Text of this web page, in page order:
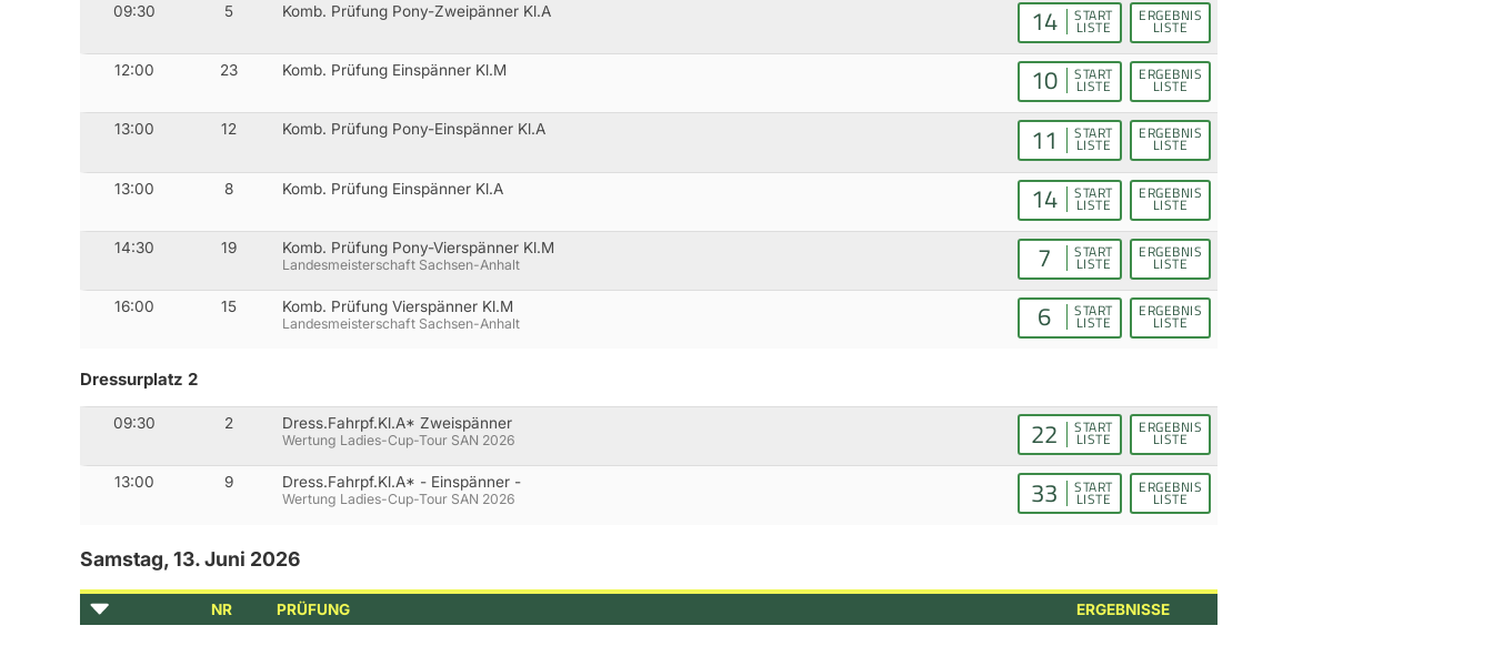
09:30 5 Komb. Prüfung Pony-Zweipänner Kl.A 14 START
LISTE
ERGEBNIS
LISTE
12:00 23 Komb. Prüfung Einspänner Kl.M 10 START
LISTE
ERGEBNIS
LISTE
13:00 12 Komb. Prüfung Pony-Einspänner Kl.A 11 START
LISTE
ERGEBNIS
LISTE
13:00 8 Komb. Prüfung Einspänner Kl.A 14 START
LISTE
ERGEBNIS
LISTE
14:30 19 Komb. Prüfung Pony-Vierspänner Kl.M
Landesmeisterschaft Sachsen-Anhalt 7 START
LISTE
ERGEBNIS
LISTE
16:00 15 Komb. Prüfung Vierspänner Kl.M
Landesmeisterschaft Sachsen-Anhalt 6 START
LISTE
ERGEBNIS
LISTE
Dressurplatz 2
09:30 2 Dress.Fahrpf.Kl.A* Zweispänner
Wertung Ladies-Cup-Tour SAN 2026 22 START
LISTE
ERGEBNIS
LISTE
13:00 9 Dress.Fahrpf.Kl.A* - Einspänner -
Wertung Ladies-Cup-Tour SAN 2026 33 START
LISTE
ERGEBNIS
LISTE
Samstag, 13. Juni 2026
NR PRÜFUNG ERGEBNISSE